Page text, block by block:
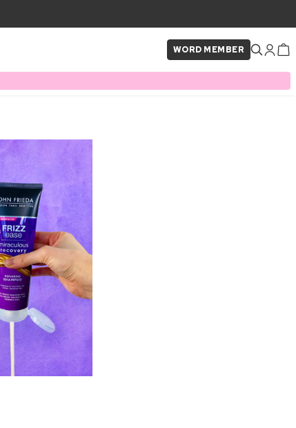
WORD MEMBER